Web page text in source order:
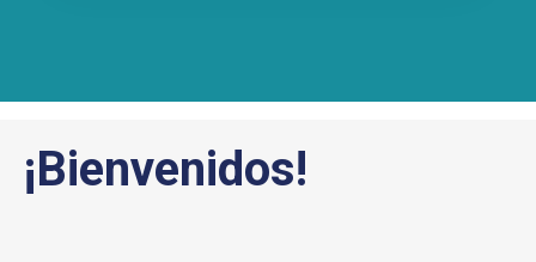
¡Bienvenidos!